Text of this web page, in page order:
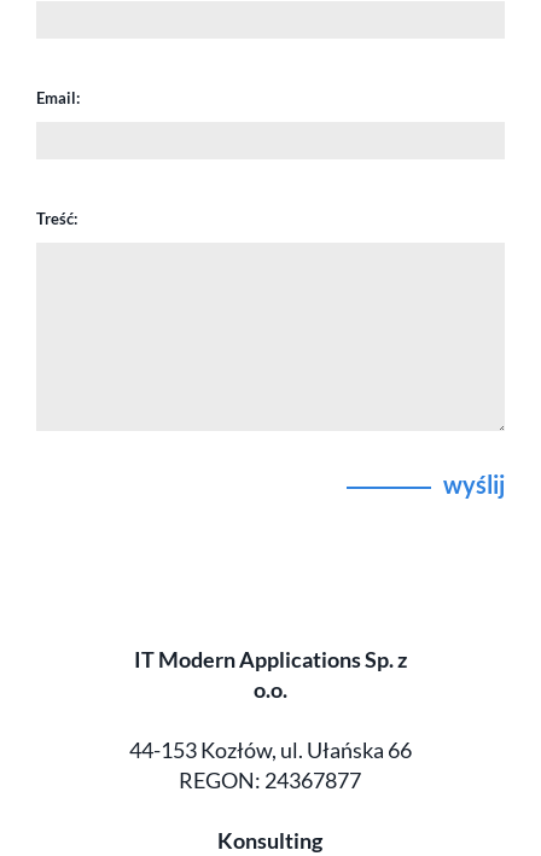
Email:
Treść:
wyślij
IT Modern Applications Sp. z
o.o.
44-153 Kozłów, ul. Ułańska 66
REGON: 24367877
Konsulting